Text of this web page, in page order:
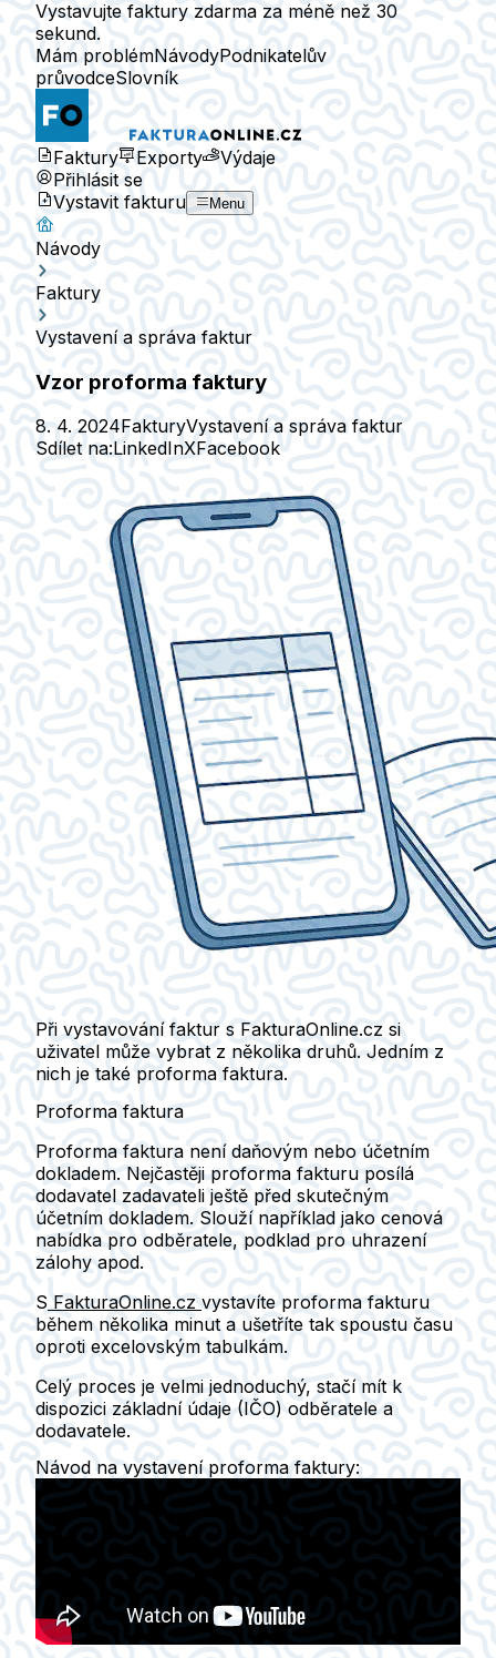
Vystavujte faktury zdarma za méně než 30
sekund.
Mám problémNávodyPodnikatelův
průvodceSlovník
Faktury Exporty
Výdaje
Přihlásit se
Vystavit fakturu
Menu
Návody
Faktury
Vystavení a správa faktur
Vzor proforma faktury
8. 4. 2024FakturyVystavení a správa faktur
Sdílet na:LinkedInXFacebook
Při vystavování faktur s FakturaOnline.cz si
uživatel může vybrat z několika druhů. Jedním z
nich je také proforma faktura.
Proforma faktura
Proforma faktura není daňovým nebo účetním
dokladem. Nejčastěji proforma fakturu posílá
dodavatel zadavateli ještě před skutečným
účetním dokladem. Slouží například jako cenová
nabídka pro odběratele, podklad pro uhrazení
zálohy apod.
S FakturaOnline.cz vystavíte proforma fakturu
během několika minut a ušetříte tak spoustu času
oproti excelovským tabulkám.
Celý proces je velmi jednoduchý, stačí mít k
dispozici základní údaje (IČO) odběratele a
dodavatele.
Návod na vystavení proforma faktury: